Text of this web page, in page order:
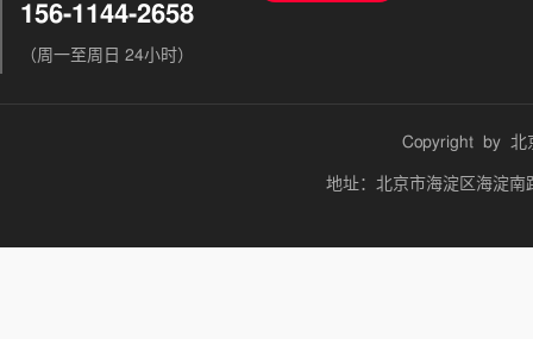
156-1144-2658
（周一至周日 24小时）
Copyright by 北
地址：北京市海淀区海淀